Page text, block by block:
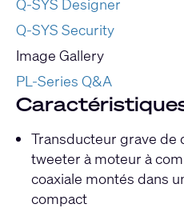
Q-SYS Designer
Q-SYS Security
Image Gallery
PL-Series Q&A
Transducteur grave de
tweeter à moteur à
coaxiale montés dans
compact